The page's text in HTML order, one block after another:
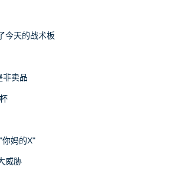
今天的战术板
非卖品
你妈的X"
威胁